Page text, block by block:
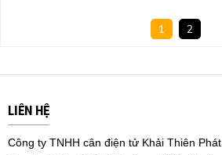
1 2
LIÊN HỆ
Công ty TNHH cân điện tử Khải Thiên Phát